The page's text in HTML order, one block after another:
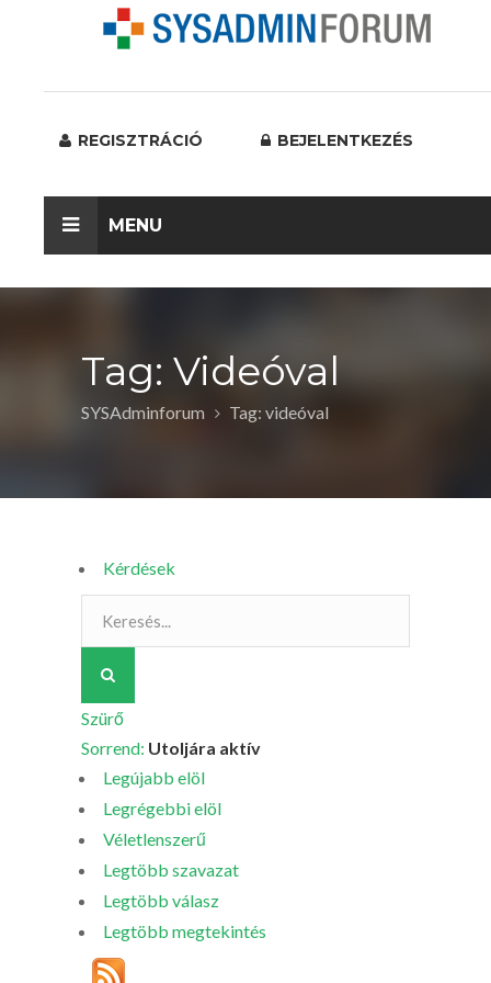
REGISZTRÁCIÓ BEJELENTKEZÉS
MENU
Tag: Videóval
SYSAdminforum Tag: videóval
Kérdések
Szürő
Sorrend: Utoljára aktív
Legújabb elöl
Legrégebbi elöl
Véletlenszerű
Legtöbb szavazat
Legtöbb válasz
Legtöbb megtekintés